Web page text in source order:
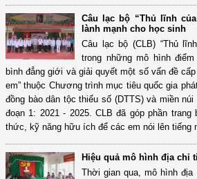
Câu lạc bộ “Thủ lĩnh
lành mạnh cho học sinh
Câu lạc bộ (CLB) “Thủ
trong những mô hình
bình đẳng giới và giải quyết một số vấn đề
em” thuộc Chương trình mục tiêu quốc gia
đồng bào dân tộc thiểu số (DTTS) và miền
đoạn 1: 2021 - 2025. CLB đã góp phần
thức, kỹ năng hữu ích để các em nói lên tiếng
Hiệu quả mô hình địa chỉ
Thời gian qua, mô hình